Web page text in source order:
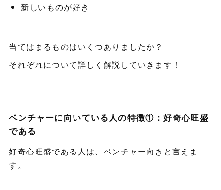
新しいものが好き
当てはまるものはいくつありましたか？
それぞれについて詳しく解説していきます！
ベンチャーに向いている人の特徴①：好奇心旺盛
である
好奇心旺盛である人は、ベンチャー向きと言えま
す。